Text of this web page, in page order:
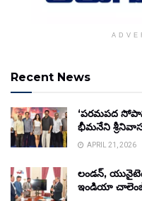
Recent News
‘పరమపద
భీమనేని
APRIL 21, 2026
లండన్,
ఇండియా